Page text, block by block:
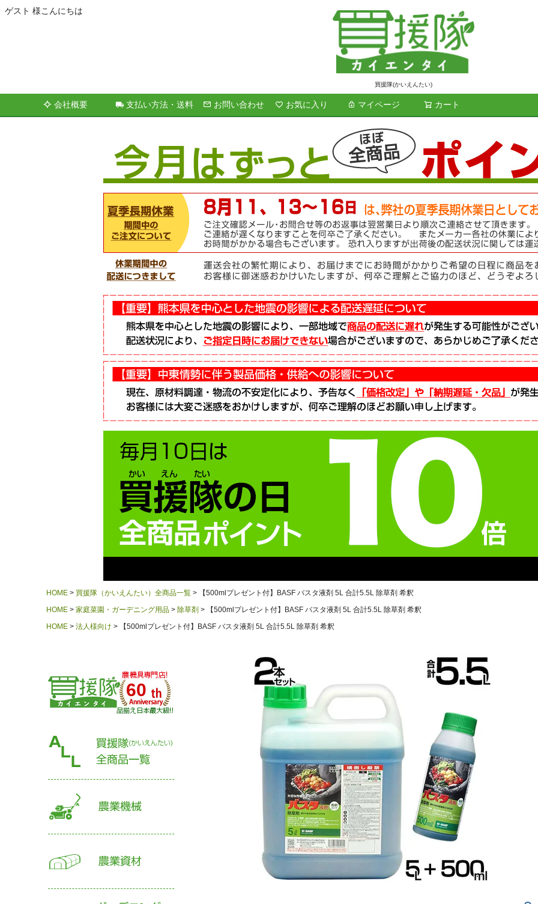
ゲスト 様こんにちは
買援隊(かいえんたい)
会社概要 支払い方法・送料 お問い合わせ お気に入り マイページ カート
検索
HOME 買援隊（かいえんたい）全商品一覧
【500mlプレゼント付】BASF バスタ液剤 5L 合計5.5L 除草剤 希釈
HOME
家庭菜園・ガーデニング用品 除草剤
【500mlプレゼント付】BASF バスタ液剤 5L 合計5.5L 除草剤 希釈
HOME
法人様向け 【500mlプレゼント付】BASF バスタ液剤 5L 合計5.5L 除草剤 希釈
60